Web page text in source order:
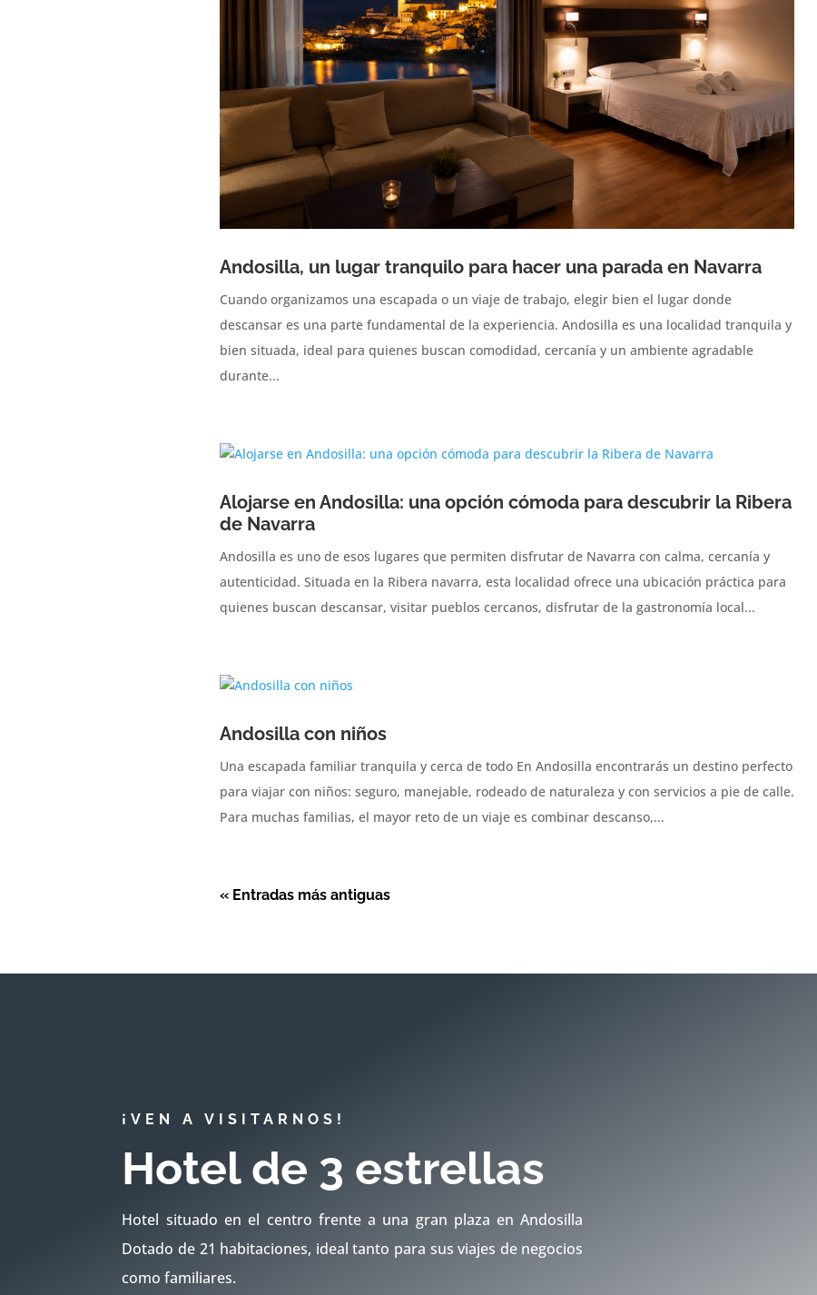
Andosilla, un lugar tranquilo para hacer una parada en Navarra
Cuando organizamos una escapada o un viaje de trabajo, elegir bien el lugar donde
descansar es una parte fundamental de la experiencia. Andosilla es una localidad tranquila y
bien situada, ideal para quienes buscan comodidad, cercanía y un ambiente agradable
durante...
Alojarse en Andosilla: una opción cómoda para descubrir la Ribera
de Navarra
Andosilla es uno de esos lugares que permiten disfrutar de Navarra con calma, cercanía y
autenticidad. Situada en la Ribera navarra, esta localidad ofrece una ubicación práctica para
quienes buscan descansar, visitar pueblos cercanos, disfrutar de la gastronomía local...
Andosilla con niños
Una escapada familiar tranquila y cerca de todo En Andosilla encontrarás un destino perfecto
para viajar con niños: seguro, manejable, rodeado de naturaleza y con servicios a pie de calle.
Para muchas familias, el mayor reto de un viaje es combinar descanso,...
« Entradas más antiguas
¡VEN A VISITARNOS!
Hotel de 3 estrellas
Hotel situado en el centro frente a una gran plaza en Andosilla
Dotado de 21 habitaciones, ideal tanto para sus viajes de negocios
como familiares.